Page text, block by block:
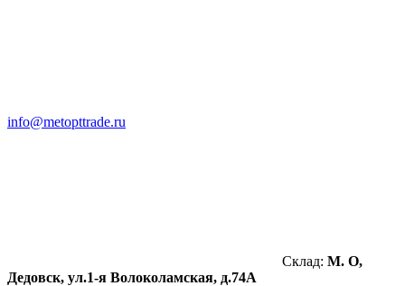
info@metopttrade.ru
Склад: М. О,
Дедовск, ул.1-я Волоколамская, д.74А